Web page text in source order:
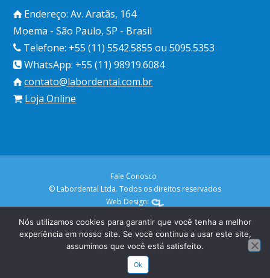
Endereço: Av. Aratãs, 164
Moema - São Paulo, SP - Brasil
Telefone: +55 (11) 5542.5855 ou 5095.5353
WhatsApp: +55 (11) 98919.6084
contato@labordental.com.br
Loja Online
Fale Conosco
© Labordental Ltda. Todos os direitos reservados
Web Design:
Nós utilizamos cookies para garantir que você tenha a melhor
experiência em nosso site. Se você continua a usar este site,
assumimos que você está satisfeito.
Ok